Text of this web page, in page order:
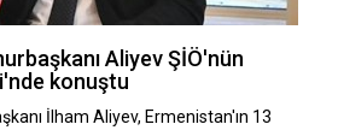
Aliyev ŞİÖ'nün
konuştu
İlham Aliyev, Ermenistan'ın 13